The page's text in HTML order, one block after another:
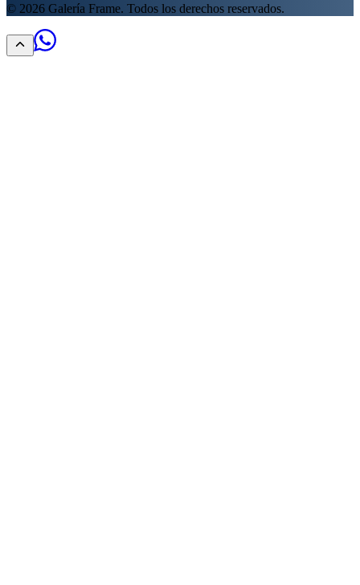
© 2026 Galería Frame. Todos los derechos reservados.